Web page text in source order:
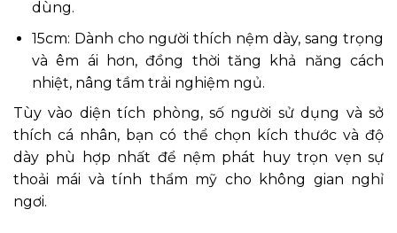
dùng.
15cm: Dành cho người thích nệm dày, sang trọng
và êm ái hơn, đồng thời tăng khả năng cách
nhiệt, nâng tầm trải nghiệm ngủ.
Tùy vào diện tích phòng, số người sử dụng và sở
thích cá nhân, bạn có thể chọn kích thước và độ
dày phù hợp nhất để nệm phát huy trọn vẹn sự
thoải mái và tính thẩm mỹ cho không gian nghỉ
ngơi.